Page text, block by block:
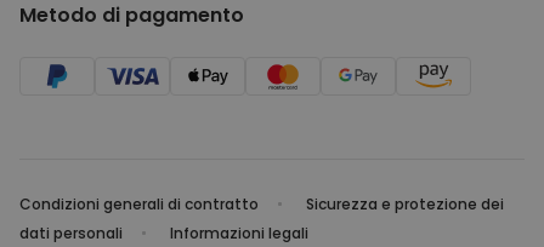
Metodo di pagamento
Condizioni generali di contratto
Sicurezza e protezione dei
dati personali
Informazioni legali